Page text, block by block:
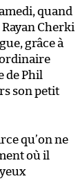
quand
Cherki
grâce à
ordinaire
de Phil
son petit
qu’on ne
où il